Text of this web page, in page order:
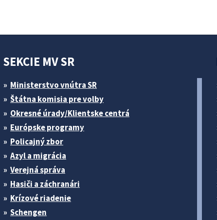
SEKCIE MV SR
Ministerstvo vnútra SR
Štátna komisia pre volby
Okresné úrady/Klientske centrá
Európske programy
Policajný zbor
Azyl a migrácia
Verejná správa
Hasiči a záchranári
Krízové riadenie
Schengen